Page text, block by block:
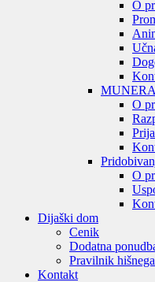
O
O
O
Dijaški dom
Cenik
Dodatna
Pravilnik
Kontakt